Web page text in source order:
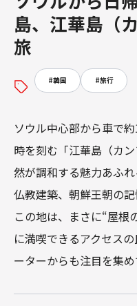
島、江華島（
旅
#韓国 #旅行
ソウル中心部から車で
時を刻む「江華島（カ
然が調和する魅力あふ
仏教建築、朝鮮王朝の
この地は、まさに“屋根
に満喫できるアクセス
ーターからも注目を集め